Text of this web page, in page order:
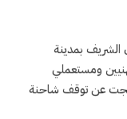
الشريف بمدينة
ومستعملي
عن توقف شاحنة